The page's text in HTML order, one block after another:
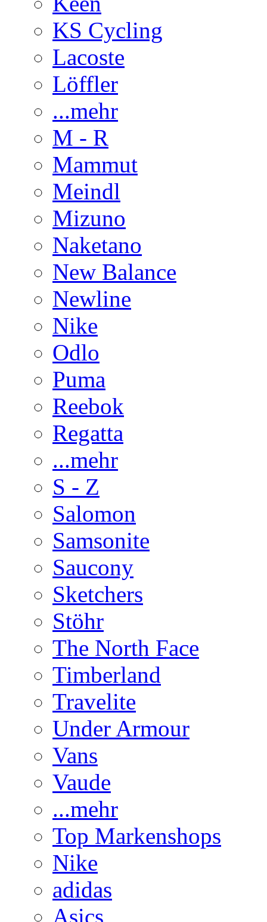
KS Cycling
Lacoste
Löffler
...mehr
M - R
Mammut
Meindl
Mizuno
Naketano
New Balance
Newline
Nike
Odlo
Puma
Reebok
Regatta
...mehr
S - Z
Salomon
Samsonite
Saucony
Sketchers
Stöhr
The North Face
Timberland
Travelite
Under Armour
Vans
Vaude
...mehr
Top Markenshops
Nike
adidas
Asics